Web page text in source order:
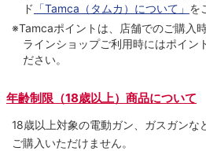
ド 「Tamca（タムカ）について」 を
※Tamcaポイントは、店舗でのご購⼊
ラインショップご利用時にはポイン
ださい。
年齢制限（18歳以上）商品について
18歳以上対象の電動ガン、ガスガンな
ご購入いただけません。